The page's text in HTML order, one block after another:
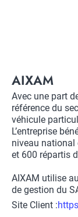
Title
AIXAM
Description
Avec une part
référence du
véhicule
L’entreprise
niveau national
et 600 répartis
AIXAM utilise
de gestion du
Site Client :Lien